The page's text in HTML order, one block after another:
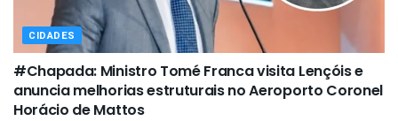
CIDADES
#Chapada: Ministro Tomé Franca visita Lençóis e
anuncia melhorias estruturais no Aeroporto Coronel
Horácio de Mattos